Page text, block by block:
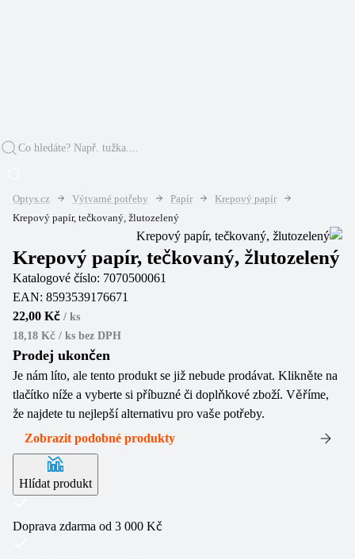
Optys.cz Výtvarné potřeby Papír
Krepový papír
Krepový papír, tečkovaný, žlutozelený
Krepový papír, tečkovaný, žlutozelený
Katalogové číslo: 7070500061
EAN: 8593539176671
22,00 Kč / ks
18,18 Kč / ks bez DPH
Prodej ukončen
Je nám líto, ale tento produkt se již nebude prodávat. Klikněte na
tlačítko níže a vyberte si příbuzné či doplňkové zboží. Věříme,
že najdete tu nejlepší alternativu pro vaše potřeby.
Zobrazit podobné produkty
Hlídat produkt
Doprava zdarma od 3 000 Kč